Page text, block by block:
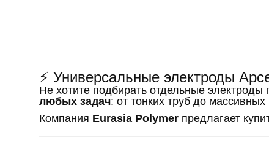
⚡ Универсальные электроды
Не хотите подбирать отдельные
любых задач: от тонких труб до
Компания Eurasia Polymer предлагает